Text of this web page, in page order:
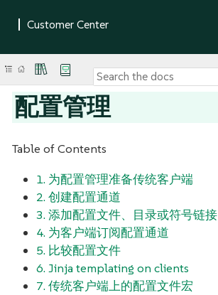
配置管理
Table of Contents
1. 为配置管理准备传统客户端
2. 创建配置通道
3. 添加配置文件、目录或符号链接
4. 为客户端订阅配置通道
5. 比较配置文件
6. Jinja templating on clients
7. 传统客户端上的配置文件宏